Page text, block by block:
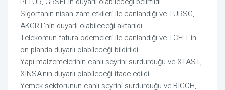
Sigortanın nisan zam etkileri ile canlandığı ve TURSG,
AKGRT'nin duyarlı olabileceği aktarıldı.
Telekomun fatura ödemeleri ile canlandığı ve TCELL'in
ön planda duyarlı olabileceği bildirildi.
Yapı malzemelerinin canlı seyrini sürdürdüğü ve XTAST,
XINSA'nın duyarlı olabileceği ifade edildi.
Yemek sektörünün canlı seyrini sürdürdüğü ve BIGCH,